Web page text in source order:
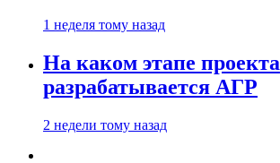
1 неделя тому назад
На каком этапе проекта
разрабатывается АГР
2 недели тому назад